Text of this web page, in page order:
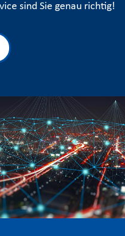
sind Sie genau richtig!